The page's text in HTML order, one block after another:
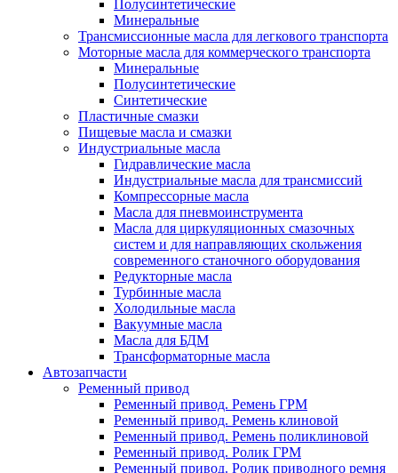
Полусинтетические
Минеральные
Трансмиссионные масла для легкового транспорта
Моторные масла для коммерческого транспорта
Минеральные
Полусинтетические
Синтетические
Пластичные смазки
Пищевые масла и смазки
Индустриальные масла
Гидравлические масла
Индустриальные масла для трансмиссий
Компрессорные масла
Масла для пневмоинструмента
Масла для циркуляционных смазочных
систем и для направляющих скольжения
современного станочного оборудования
Редукторные масла
Турбинные масла
Холодильные масла
Вакуумные масла
Масла для БДМ
Трансформаторные масла
Автозапчасти
Ременный привод
Ременный привод. Ремень ГРМ
Ременный привод. Ремень клиновой
Ременный привод. Ремень поликлиновой
Ременный привод. Ролик ГРМ
Ременный привод. Ролик приводного ремня